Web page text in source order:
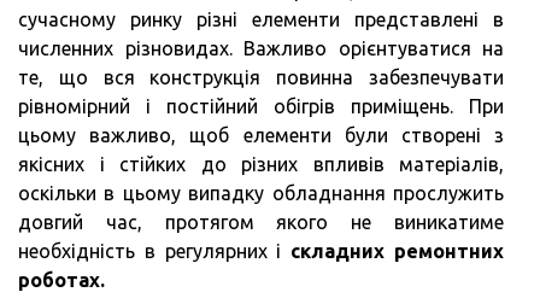
сучасному ринку різні елементи представлені в
численних різновидах. Важливо орієнтуватися на
те, що вся конструкція повинна забезпечувати
рівномірний і постійний обігрів приміщень. При
цьому важливо, щоб елементи були створені з
якісних і стійких до різних впливів матеріалів,
оскільки в цьому випадку обладнання прослужить
довгий час, протягом якого не виникатиме
необхідність в регулярних і складних ремонтних
роботах.